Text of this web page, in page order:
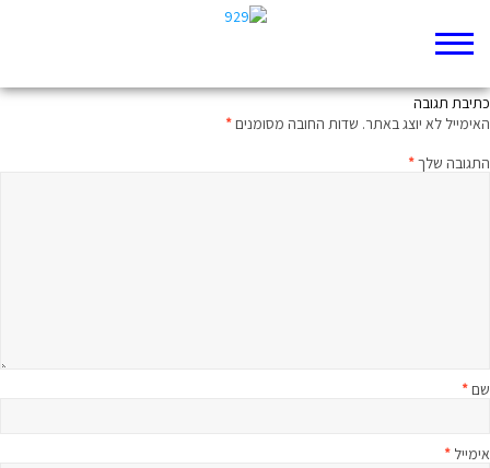
כתיבת תגובה
האימייל לא יוצג באתר. שדות החובה מסומנים*
התגובה שלך*
שם*
אימייל *